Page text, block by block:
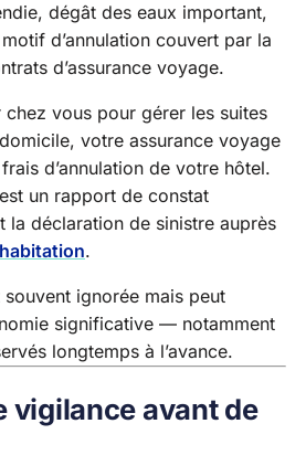
dégât des eaux important,
d’annulation couvert par la
d’assurance voyage.
vous pour gérer les suites
votre assurance voyage
d’annulation de votre hôtel.
un rapport de constat
la déclaration de sinistre auprès
.
ignorée mais peut
significative — notamment
longtemps à l’avance.
vigilance avant de